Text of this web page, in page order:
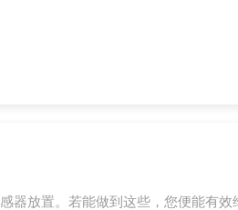
器放置。若能做到这些，您便能有